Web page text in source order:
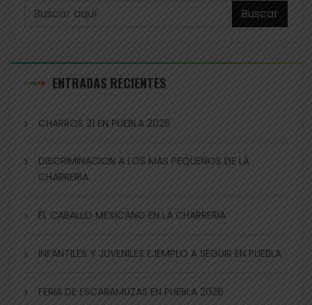
Buscar
ENTRADAS RECIENTES
CHARROS 21 EN PUEBLA 2026
DISCRIMINACION A LOS MAS PEQUEÑOS DE LA
CHARRERIA
EL CABALLO MEXICANO EN LA CHARRERIA
INFANTILES Y JUVENILES EJEMPLO A SEGUIR EN PUEBLA
FERIA DE ESCARAMUZAS EN PUEBLA 2026